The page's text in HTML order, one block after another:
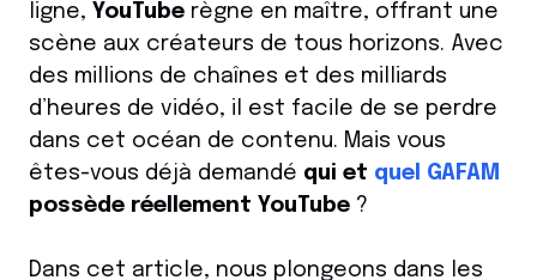
ligne, YouTube règne en maître, offrant une
scène aux créateurs de tous horizons. Avec
des millions de chaînes et des milliards
d’heures de vidéo, il est facile de se perdre
dans cet océan de contenu. Mais vous
êtes-vous déjà demandé qui et quel GAFAM
possède réellement YouTube ?
Dans cet article, nous plongeons dans les